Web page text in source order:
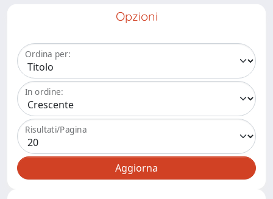
Opzioni
Ordina per:
In ordine:
Risultati/Pagina